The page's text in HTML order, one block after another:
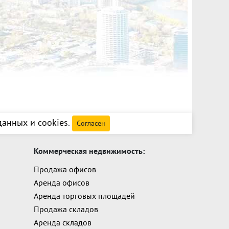
и cookies. Согласен
Коммерческая недвижимость:
Продажа офисов
Аренда офисов
Аренда торговых площадей
Продажа складов
Аренда складов